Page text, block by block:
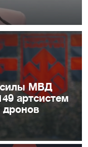
МВД
артсистем
дронов